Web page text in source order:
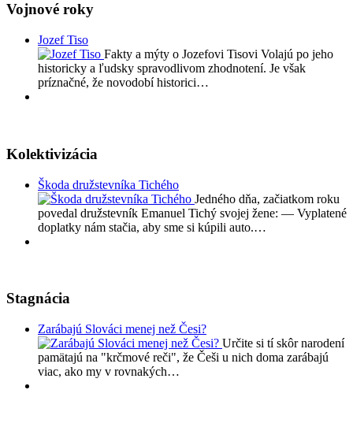
Vojnové roky
Jozef Tiso
Fakty a mýty o Jozefovi Tisovi Volajú po jeho
historicky a ľudsky spravodlivom zhodnotení. Je však
príznačné, že novodobí historici…
Kolektivizácia
Škoda družstevníka Tichého
Jedného dňa, začiatkom roku
povedal družstevník Emanuel Tichý svojej žene: — Vyplatené
doplatky nám stačia, aby sme si kúpili auto.…
Stagnácia
Zarábajú Slováci menej než Česi?
Určite si tí skôr narodení
pamätajú na "krčmové reči", že Češi u nich doma zarábajú
viac, ako my v rovnakých…